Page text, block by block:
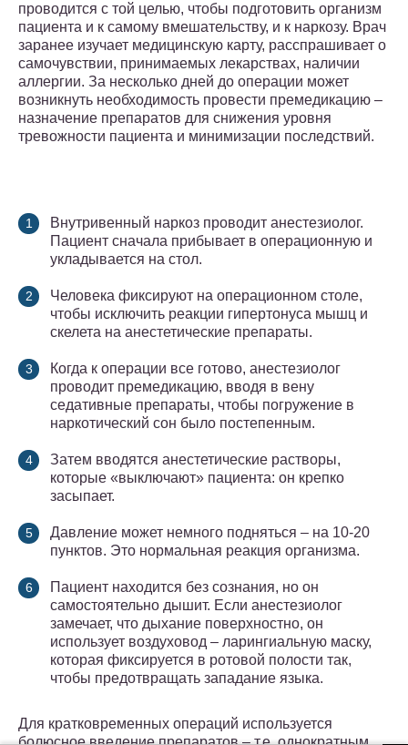
проводится с той целью, чтобы подготовить организм
пациента и к самому вмешательству, и к наркозу. Врач
заранее изучает медицинскую карту, расспрашивает о
самочувствии, принимаемых лекарствах, наличии
аллергии. За несколько дней до операции может
возникнуть необходимость провести премедикацию –
назначение препаратов для снижения уровня
тревожности пациента и минимизации последствий.
Внутривенный наркоз проводит анестезиолог.
Пациент сначала прибывает в операционную и
укладывается на стол.
Человека фиксируют на операционном столе,
чтобы исключить реакции гипертонуса мышц и
скелета на анестетические препараты.
Когда к операции все готово, анестезиолог
проводит премедикацию, вводя в вену
седативные препараты, чтобы погружение в
наркотический сон было постепенным.
Затем вводятся анестетические растворы,
которые «выключают» пациента: он крепко
засыпает.
Давление может немного подняться – на 10-20
пунктов. Это нормальная реакция организма.
Пациент находится без сознания, но он
самостоятельно дышит. Если анестезиолог
замечает, что дыхание поверхностно, он
использует воздуховод – ларингиальную маску,
которая фиксируется в ротовой полости так,
чтобы предотвращать западание языка.
Для кратковременных операций используется